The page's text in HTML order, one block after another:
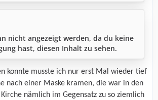
nicht angezeigt werden, da du keine
hast, diesen Inhalt zu sehen.
konnte musste ich nur erst Mal wieder tief
nach einer Maske kramen, die war in den
nämlich im Gegensatz zu so ziemlich